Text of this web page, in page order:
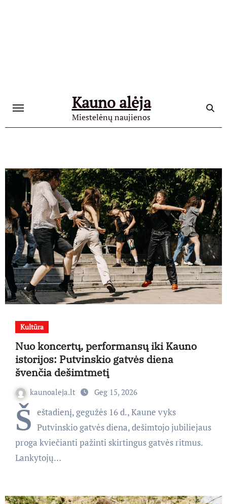
Kauno alėja
Miestelėnų naujienos
Kultūra
Nuo koncertų, performansų iki Kauno
istorijos: Putvinskio gatvės diena
švenčia dešimtmetį
kaunoaleja.lt Geg 15, 2026
Š eštadienį, gegužės 16 d., Kaune vyks
Putvinskio gatvės diena, dešimtojo jubiliejaus
proga kviečianti pažinti skirtingus gatvės ritmus.
Lankytojų…